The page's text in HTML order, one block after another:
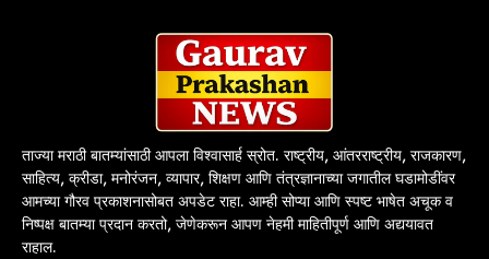
ताज्या मराठी बातम्यांसाठी आपला विश्वासार्ह स्रोत. राष्ट्रीय, आंतरराष्ट्रीय, राजकारण,
साहित्य, क्रीडा, मनोरंजन, व्यापार, शिक्षण आणि तंत्रज्ञानाच्या जगातील घडामोडींवर
आमच्या गौरव प्रकाशनासोबत अपडेट राहा. आम्ही सोप्या आणि स्पष्ट भाषेत अचूक व
निष्पक्ष बातम्या प्रदान करतो, जेणेकरून आपण नेहमी माहितीपूर्ण आणि अद्ययावत
राहाल.